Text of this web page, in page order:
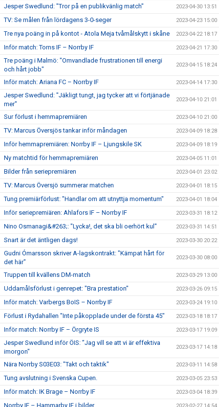
Jesper Swedlund: "Tror på en publikvänlig match" 2023-04-30 13:51
TV: Se målen från lördagens 3-0-seger 2023-04-23 15:00
Tre nya poäng in på kontot - Atola Meja tvåmålskytt i skåne 2023-04-22 18:17
Inför match: Torns IF – Norrby IF 2023-04-21 17:30
Tre poäng i Malmö: "Omvandlade frustrationen till energi
och hårt jobb"
2023-04-15 18:24
Inför match: Ariana FC – Norrby IF 2023-04-14 17:30
Jesper Swedlund: "Jäkligt tungt, jag tycker att vi förtjänade
mer"
2023-04-10 21:01
Sur förlust i hemmapremiären 2023-04-10 21:00
TV: Marcus Översjös tankar inför måndagen 2023-04-09 18:28
Inför hemmapremiären: Norrby IF – Ljungskile SK 2023-04-09 18:19
Ny matchtid för hemmapremiären 2023-04-05 11:01
Bilder från seriepremiären 2023-04-01 23:02
TV: Marcus Översjö summerar matchen 2023-04-01 18:15
Tung premiärförlust: "Handlar om att utnyttja momentum" 2023-04-01 18:04
Inför seriepremiären: Ahlafors IF – Norrby IF 2023-03-31 18:12
Nino Osmanagi&#263;: "Lycka!, det ska bli oerhört kul" 2023-03-31 14:51
Snart är det äntligen dags! 2023-03-30 20:22
Gudni Ómarsson skriver A-lagskontrakt: "Kämpat hårt för
det här"
2023-03-30 08:00
Truppen till kvällens DM-match 2023-03-29 13:00
Uddamålsförlust i genrepet: "Bra prestation" 2023-03-26 09:15
Inför match: Varbergs BoIS – Norrby IF 2023-03-24 19:10
Förlust i Rydahallen "Inte påkopplade under de första 45" 2023-03-18 18:17
Inför match: Norrby IF – Örgryte IS 2023-03-17 19:09
Jesper Swedlund inför ÖIS: ”Jag vill se att vi är effektiva
imorgon"
2023-03-17 14:18
Nära Norrby S03E03: "Takt och taktik" 2023-03-11 14:58
Tung avslutning i Svenska Cupen. 2023-03-05 23:53
Inför match: IK Brage – Norrby IF 2023-03-04 18:39
Norrby IF – Hammarby IF i bilder